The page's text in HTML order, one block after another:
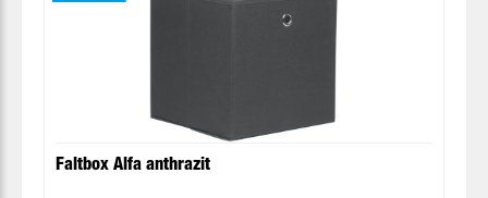
Faltbox Alfa anthrazit